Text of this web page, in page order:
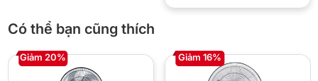
Có thể bạn cũng thích
Giảm 20% Giảm 16%